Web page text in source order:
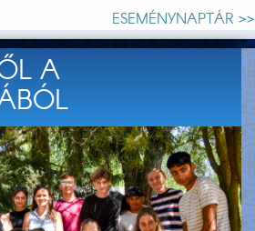
ESEMÉNYNAPTÁR >>
A